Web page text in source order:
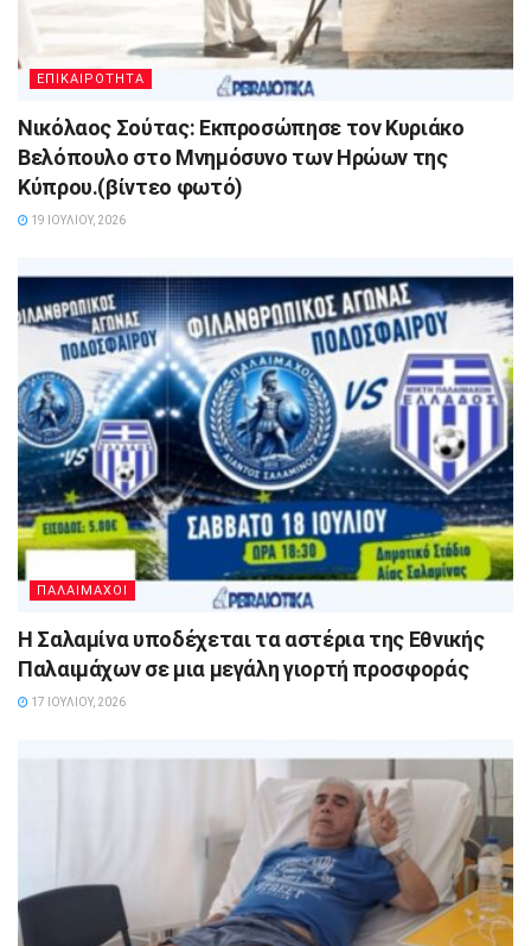
ΕΠΙΚΑΙΡΟΤΗΤΑ
Νικόλαος Σούτας: Εκπροσώπησε τον Κυριάκο
Βελόπουλο στο Μνημόσυνο των Ηρώων της
Κύπρου.(βίντεο φωτό)
19 ΙΟΥΛΊΟΥ, 2026
ΠΑΛΑΙΜΑΧΟΙ
Η Σαλαμίνα υποδέχεται τα αστέρια της Εθνικής
Παλαιμάχων σε μια μεγάλη γιορτή προσφοράς
17 ΙΟΥΛΊΟΥ, 2026